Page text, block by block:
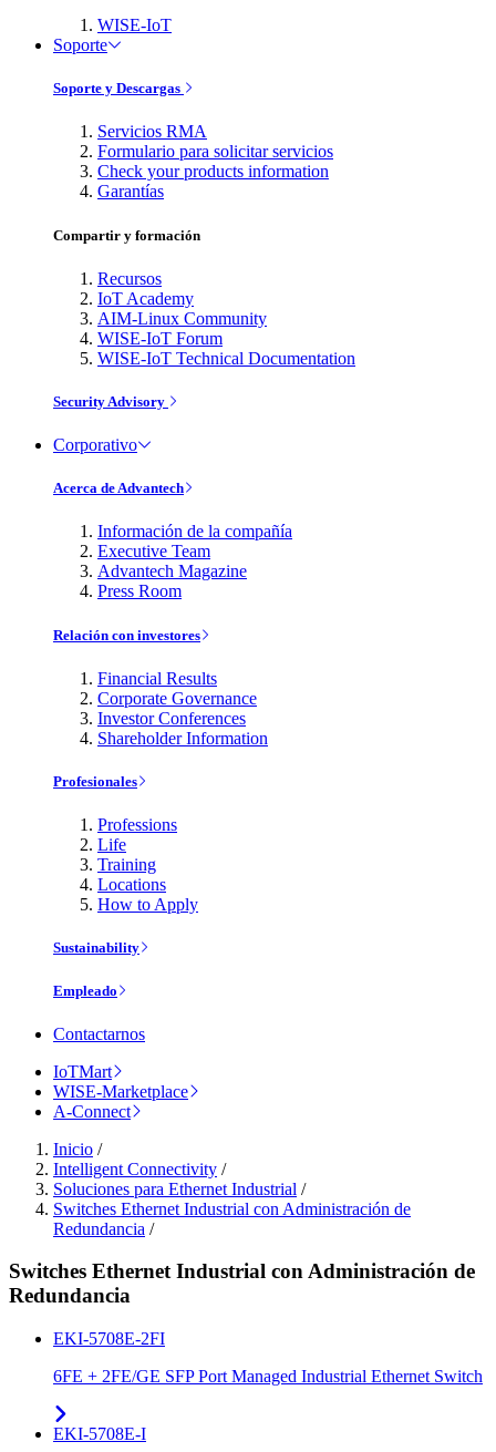
WISE-IoT
Soporte
Soporte y Descargas
Servicios RMA
Formulario para solicitar servicios
Check your products information
Garantías
Compartir y formación
Recursos
IoT Academy
AIM-Linux Community
WISE-IoT Forum
WISE-IoT Technical Documentation
Security Advisory
Corporativo
Acerca de Advantech
Información de la compañía
Executive Team
Advantech Magazine
Press Room
Relación con investores
Financial Results
Corporate Governance
Investor Conferences
Shareholder Information
Profesionales
Professions
Life
Training
Locations
How to Apply
Sustainability
Empleado
Contactarnos
IoTMart
WISE-Marketplace
A-Connect
Inicio /
Intelligent Connectivity /
Soluciones para Ethernet Industrial /
Switches Ethernet Industrial con Administración de
Redundancia /
Switches Ethernet Industrial con Administración de
Redundancia
EKI-5708E-2FI
6FE + 2FE/GE SFP Port Managed Industrial Ethernet Switch
EKI-5708E-I